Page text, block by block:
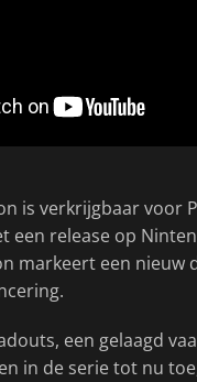
is verkrijgbaar voor
een release op
markeert een nieuw
een gelaagd
in de serie tot nu